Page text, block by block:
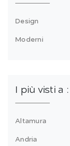
Design
Moderni
I più visti a :
Altamura
Andria